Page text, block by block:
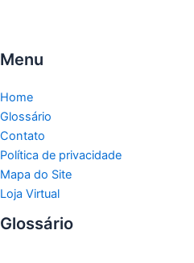
Menu
Home
Glossário
Contato
Política de privacidade
Mapa do Site
Loja Virtual
Glossário